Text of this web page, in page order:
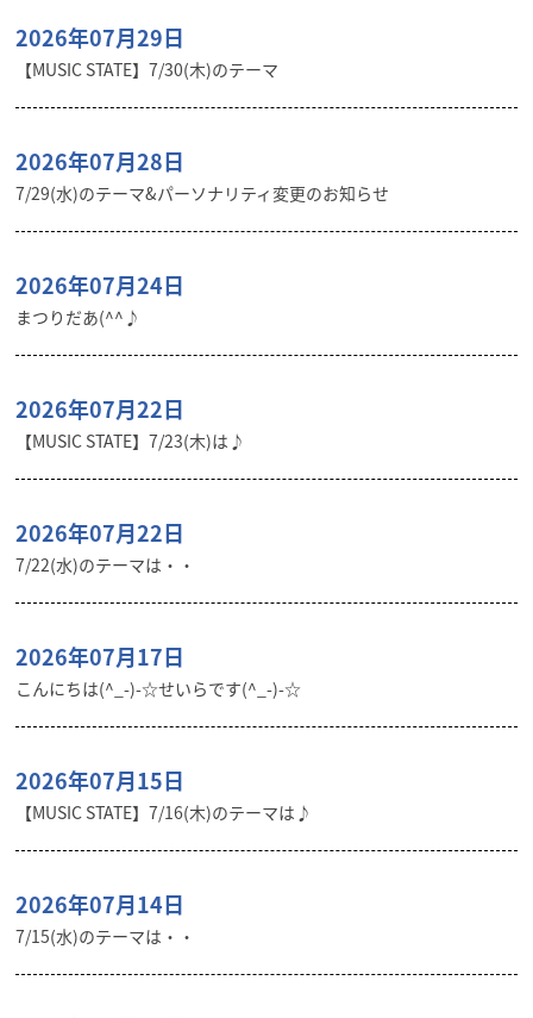
2026年07月29日
【MUSIC STATE】7/30(木)のテーマ
2026年07月28日
7/29(水)のテーマ&パーソナリティ変更のお知らせ
2026年07月24日
まつりだあ(^^♪
2026年07月22日
【MUSIC STATE】7/23(木)は♪
2026年07月22日
7/22(水)のテーマは・・
2026年07月17日
こんにちは(^_-)-☆せいらです(^_-)-☆
2026年07月15日
【MUSIC STATE】7/16(木)のテーマは♪
2026年07月14日
7/15(水)のテーマは・・